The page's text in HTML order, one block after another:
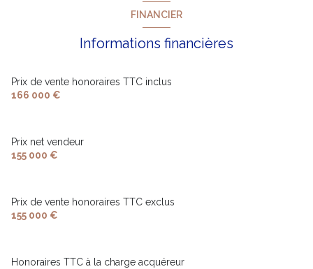
FINANCIER
Informations financières
Prix de vente honoraires TTC inclus
166 000 €
Prix net vendeur
155 000 €
Prix de vente honoraires TTC exclus
155 000 €
Honoraires TTC à la charge acquéreur